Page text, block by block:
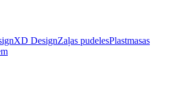
XD DesignZaļas pudelesPlastmasas